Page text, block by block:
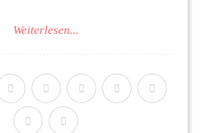
Weiterlesen...